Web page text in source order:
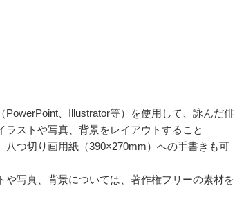
、Illustrator等）を使用して、詠んだ俳
ラストや写真、背景をレイアウトすること
つ切り画用紙（390×270mm）への手書きも可
写真、背景については、著作権フリーの素材を